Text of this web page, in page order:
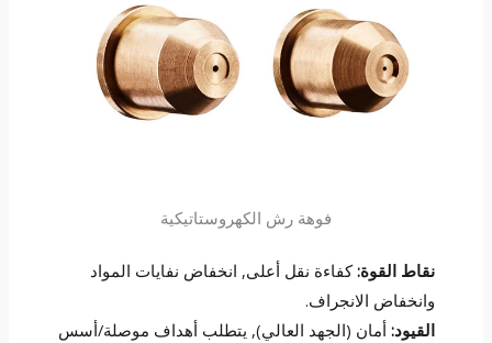
فوهة رش الكهروستاتيكية
نقاط القوة:كفاءة نقل أعلى, انخفاض نفايات المواد
وانخفاض الانجراف.
القيود:أمان (الجهد العالي), يتطلب أهداف موصلة/أسس